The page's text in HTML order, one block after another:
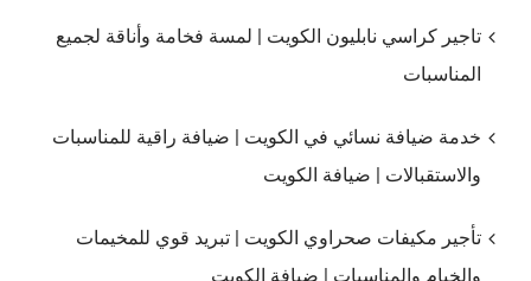
تاجير كراسي نابليون الكويت | لمسة فخامة وأناقة لجميع
المناسبات
خدمة ضيافة نسائي في الكويت | ضيافة راقية للمناسبات
والاستقبالات | ضيافة الكويت
تأجير مكيفات صحراوي الكويت | تبريد قوي للمخيمات
والخيام والمناسبات | ضيافة الكويت